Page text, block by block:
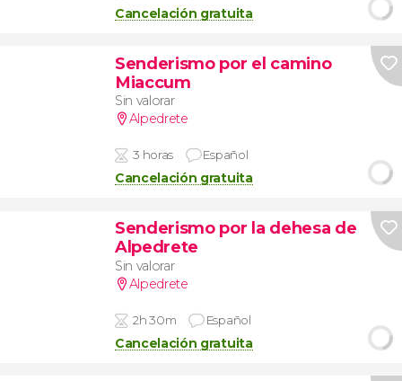
Cancelación gratuita
Senderismo por el camino
Miaccum
Sin valorar
Alpedrete
3 horas Español
Cancelación gratuita
Senderismo por la dehesa de
Alpedrete
Sin valorar
Alpedrete
2h 30m Español
Cancelación gratuita